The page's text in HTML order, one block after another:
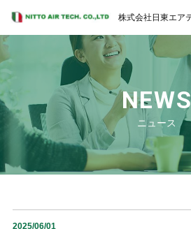
株式会社日東エア
ニュース
2025/06/01